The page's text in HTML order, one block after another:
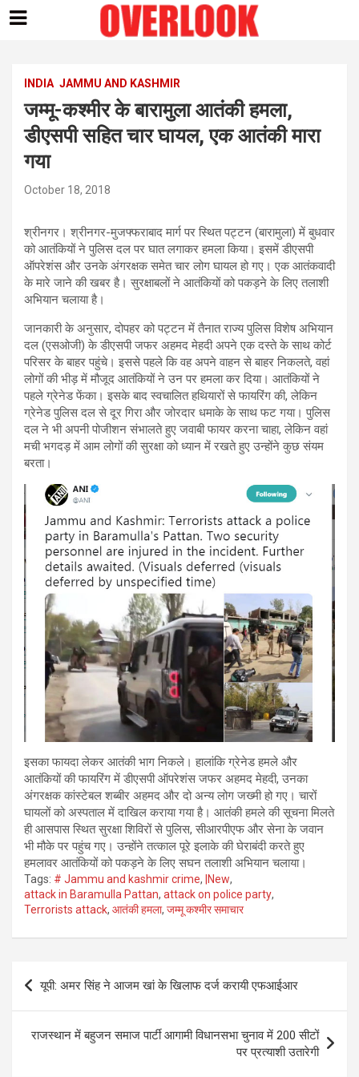
contentINDIA JAMMU AND KASHMIR
जम्मू-कश्मीर के बारामुला आतंकी हमला,
डीएसपी सहित चार घायल, एक आतंकी मारा
गया
October 18, 2018
श्रीनगर। श्रीनगर-मुजफ्फराबाद मार्ग पर स्थित पट्टन (बारामुला) में बुधवार
को आतंकियों ने पुलिस दल पर घात लगाकर हमला किया। इसमें डीएसपी
ऑपरेशंस और उनके अंगरक्षक समेत चार लोग घायल हो गए। एक आतंकवादी
के मारे जाने की खबर है। सुरक्षाबलों ने आतंकियों को पकड़ने के लिए तलाशी
अभियान चलाया है।
जानकारी के अनुसार, दोपहर को पट्टन में तैनात राज्य पुलिस विशेष अभियान
दल (एसओजी) के डीएसपी जफर अहमद मेहदी अपने एक दस्ते के साथ कोर्ट
परिसर के बाहर पहुंचे। इससे पहले कि वह अपने वाहन से बाहर निकलते, वहां
लोगों की भीड़ में मौजूद आतंकियों ने उन पर हमला कर दिया। आतंकियों ने
पहले ग्रेनेड फेंका। इसके बाद स्वचालित हथियारों से फायरिंग की, लेकिन
ग्रेनेड पुलिस दल से दूर गिरा और जोरदार धमाके के साथ फट गया। पुलिस
दल ने भी अपनी पोजीशन संभालते हुए जवाबी फायर करना चाहा, लेकिन वहां
मची भगदड़ में आम लोगों की सुरक्षा को ध्यान में रखते हुए उन्होंने कुछ संयम
बरता।
इसका फायदा लेकर आतंकी भाग निकले। हालांकि ग्रेनेड हमले और
आतंकियों की फायरिंग में डीएसपी ऑपरेशंस जफर अहमद मेहदी, उनका
अंगरक्षक कांस्टेबल शब्बीर अहमद और दो अन्य लोग जख्मी हो गए। चारों
घायलों को अस्पताल में दाखिल कराया गया है। आतंकी हमले की सूचना मिलते
ही आसपास स्थित सुरक्षा शिविरों से पुलिस, सीआरपीएफ और सेना के जवान
भी मौके पर पहुंच गए। उन्होंने तत्काल पूरे इलाके की घेराबंदी करते हुए
हमलावर आतंकियों को पकड़ने के लिए सघन तलाशी अभियान चलाया।
Tags: # Jammu and kashmir crime, |New,
attack in Baramulla Pattan, attack on police party,
Terrorists attack, आतंकी हमला, जम्मू कश्मीर समाचार
Post
navigation
यूपी: अमर सिंह ने आजम खां के खिलाफ दर्ज करायी एफआईआर
राजस्थान में बहुजन समाज पार्टी आगामी विधानसभा चुनाव में 200 सीटों
पर प्रत्याशी उतारेगी